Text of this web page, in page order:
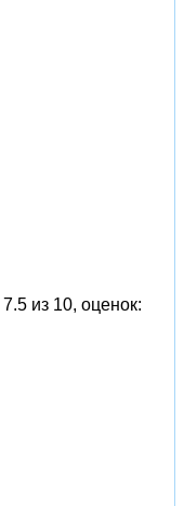
7.5 из 10, оценок: